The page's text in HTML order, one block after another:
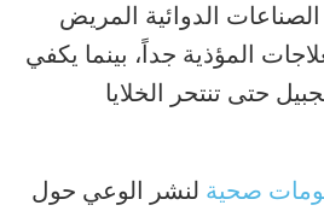
الدوائية المريض
المؤذية جداً، بينما يكفي
حتى تنتحر الخلايا
صحية لنشر الوعي حول